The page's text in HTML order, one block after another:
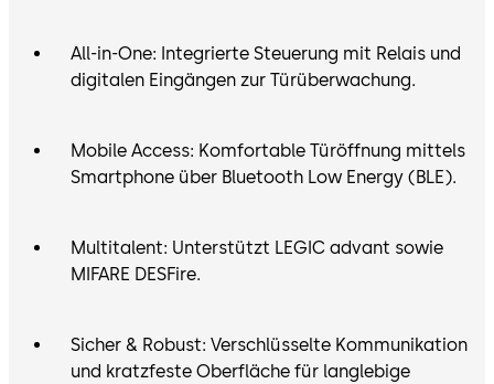
All-in-One: Integrierte Steuerung mit Relais und
digitalen Eingängen zur Türüberwachung.
Mobile Access: Komfortable Türöffnung mittels
Smartphone über Bluetooth Low Energy (BLE).
Multitalent: Unterstützt LEGIC advant sowie
MIFARE DESFire.
Sicher & Robust: Verschlüsselte Kommunikation
und kratzfeste Oberfläche für langlebige